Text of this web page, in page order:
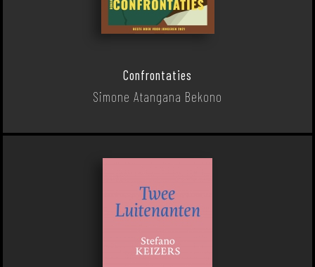
Confrontaties
Simone Atangana Bekono